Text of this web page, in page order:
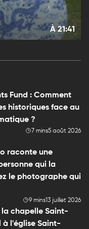
À 21:41
Fund : Comment
historiques face au
?
7 mins5 août 2026
raconte une
qui la
le photographe qui
9 mins13 juillet 2026
la chapelle Saint-
l'église Saint-